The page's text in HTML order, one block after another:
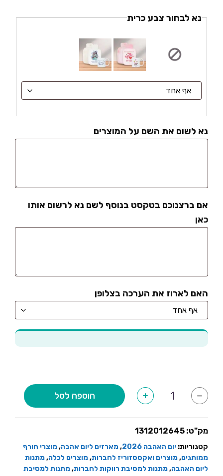
נא לבחור צבע כרית
נא לשום את השם על המוצרים
אם ברצנוכם בטקסט בנוסף לשם נא לרשום אותו
כאן
האם לארוז את הערכה בצלופן
-
של
חימום
עיצוב
לבבות
+ הוספה לסל
מק"ט: 1312012645
קטגוריות: יום האהבה 2026 ,מארזים ליום אהבה,מוצרי חורף
ממותגים,מוצרים ואקססזוריז לחברות,מוצרים לכלה,מתנות
ליום האהבה,מתנות למסיבת רווקות לחברות,מתנות למסיבת